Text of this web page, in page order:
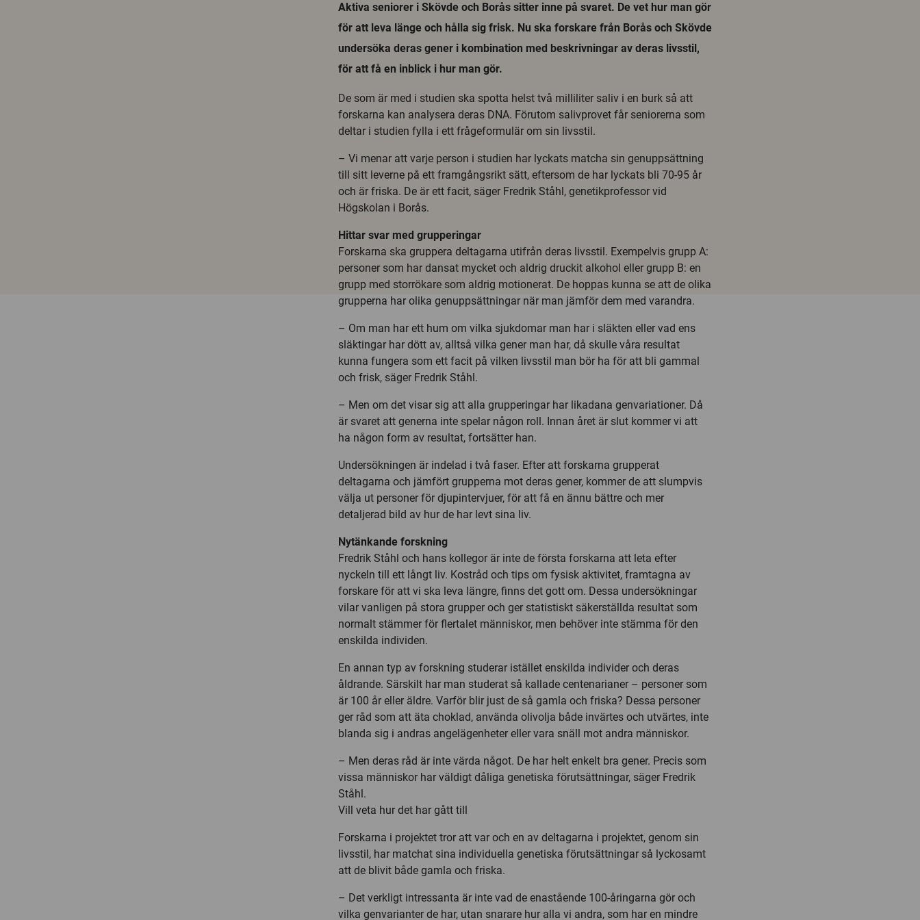
Aktiva seniorer i Skövde och Borås sitter inne på svaret. De vet hur man gör
för att leva länge och hålla sig frisk. Nu ska forskare från Borås och Skövde
undersöka deras gener i kombination med beskrivningar av deras livsstil,
för att få en inblick i hur man gör.
De som är med i studien ska spotta helst två milliliter saliv i en burk så att
forskarna kan analysera deras DNA. Förutom salivprovet får seniorerna som
deltar i studien fylla i ett frågeformulär om sin livsstil.
– Vi menar att varje person i studien har lyckats matcha sin genuppsättning
till sitt leverne på ett framgångsrikt sätt, eftersom de har lyckats bli 70-95 år
och är friska. De är ett facit, säger Fredrik Ståhl, genetikprofessor vid
Högskolan i Borås.
Hittar svar med grupperingar
Forskarna ska gruppera deltagarna utifrån deras livsstil. Exempelvis grupp A:
personer som har dansat mycket och aldrig druckit alkohol eller grupp B: en
grupp med storrökare som aldrig motionerat. De hoppas kunna se att de olika
grupperna har olika genuppsättningar när man jämför dem med varandra.
– Om man har ett hum om vilka sjukdomar man har i släkten eller vad ens
släktingar har dött av, alltså vilka gener man har, då skulle våra resultat
kunna fungera som ett facit på vilken livsstil man bör ha för att bli gammal
och frisk, säger Fredrik Ståhl.
– Men om det visar sig att alla grupperingar har likadana genvariationer. Då
är svaret att generna inte spelar någon roll. Innan året är slut kommer vi att
ha någon form av resultat, fortsätter han.
Undersökningen är indelad i två faser. Efter att forskarna grupperat
deltagarna och jämfört grupperna mot deras gener, kommer de att slumpvis
välja ut personer för djupintervjuer, för att få en ännu bättre och mer
detaljerad bild av hur de har levt sina liv.
Nytänkande forskning
Fredrik Ståhl och hans kollegor är inte de första forskarna att leta efter
nyckeln till ett långt liv. Kostråd och tips om fysisk aktivitet, framtagna av
forskare för att vi ska leva längre, finns det gott om. Dessa undersökningar
vilar vanligen på stora grupper och ger statistiskt säkerställda resultat som
normalt stämmer för flertalet människor, men behöver inte stämma för den
enskilda individen.
En annan typ av forskning studerar istället enskilda individer och deras
åldrande. Särskilt har man studerat så kallade centenarianer – personer som
är 100 år eller äldre. Varför blir just de så gamla och friska? Dessa personer
ger råd som att äta choklad, använda olivolja både invärtes och utvärtes, inte
blanda sig i andras angelägenheter eller vara snäll mot andra människor.
– Men deras råd är inte värda något. De har helt enkelt bra gener. Precis som
vissa människor har väldigt dåliga genetiska förutsättningar, säger Fredrik
Ståhl.
Vill veta hur det har gått till
Forskarna i projektet tror att var och en av deltagarna i projektet, genom sin
livsstil, har matchat sina individuella genetiska förutsättningar så lyckosamt
att de blivit både gamla och friska.
– Det verkligt intressanta är inte vad de enastående 100-åringarna gör och
vilka genvarianter de har, utan snarare hur alla vi andra, som har en mindre